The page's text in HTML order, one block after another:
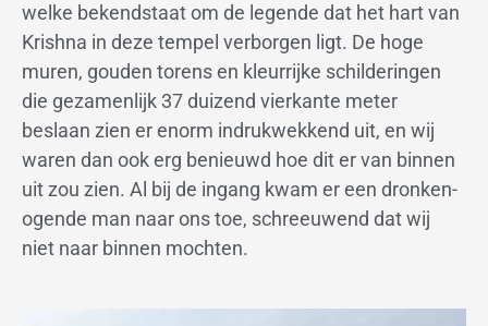
welke bekendstaat om de legende dat het hart van
Krishna in deze tempel verborgen ligt. De hoge
muren, gouden torens en kleurrijke schilderingen
die gezamenlijk 37 duizend vierkante meter
beslaan zien er enorm indrukwekkend uit, en wij
waren dan ook erg benieuwd hoe dit er van binnen
uit zou zien. Al bij de ingang kwam er een dronken-
ogende man naar ons toe, schreeuwend dat wij
niet naar binnen mochten.